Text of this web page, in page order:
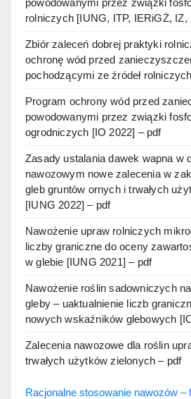
rolniczych [IUNG, ITP, IERiGŻ, IZ,
Zbiór zaleceń dobrej praktyki
ochronę wód przed
pochodzącymi ze źródeł
Program ochrony wód przed
powodowanymi przez związki
ogrodniczych [IO 2022] – pdf
Zasady ustalania dawek wapna w
nawozowym nowe zalecenia w
gleb gruntów ornych i trwałych
[IUNG 2022] – pdf
Nawożenie upraw rolniczych
liczby graniczne do oceny
w glebie [IUNG 2021] – pdf
Nawożenie roślin sadowniczych
gleby – uaktualnienie liczb
nowych wskaźników glebowych
Zalecenia nawozowe dla roślin
trwałych użytków zielonych – pdf
Racjonalne stosowanie nawozów –